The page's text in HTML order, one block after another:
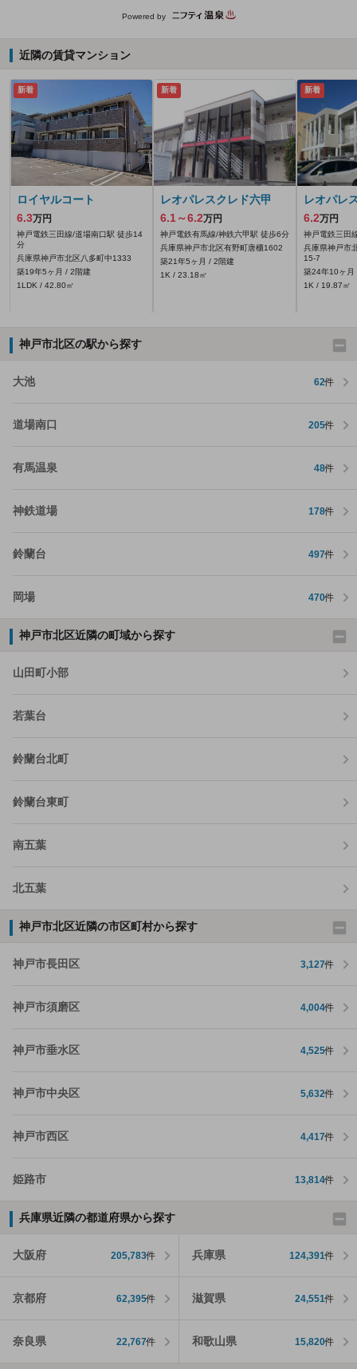
Powered by
近隣の賃貸マンション
新着
ロイヤルコート
6.3万円
神戸電鉄三田線/道場南口駅 徒歩14
分
兵庫県神戸市北区八多町中1333
築19年5ヶ月 / 2階建
1LDK / 42.80㎡
新着
レオパレスクレド六甲
6.1～6.2万円
神戸電鉄有馬線/神鉄六甲駅 徒歩6分
兵庫県神戸市北区有野町唐櫃1602
築21年5ヶ月 / 2階建
1K / 23.18㎡
新着
レオパレ
6.2万円
神戸電鉄三田
兵庫県神戸市
15-7
築24年10ヶ月
1K / 19.87㎡
神戸市北区の駅から探す
大池 62件
道場南口 205件
有馬温泉 48件
神鉄道場 178件
鈴蘭台 497件
岡場 470件
神戸市北区近隣の町域から探す
山田町小部
若葉台
鈴蘭台北町
鈴蘭台東町
南五葉
北五葉
神戸市北区近隣の市区町村から探す
神戸市長田区 3,127件
神戸市須磨区 4,004件
神戸市垂水区 4,525件
神戸市中央区 5,632件
神戸市西区 4,417件
姫路市 13,814件
兵庫県近隣の都道府県から探す
大阪府 205,783件 兵庫県 124,391件
京都府 62,395件 滋賀県 24,551件
奈良県 22,767件 和歌山県 15,820件